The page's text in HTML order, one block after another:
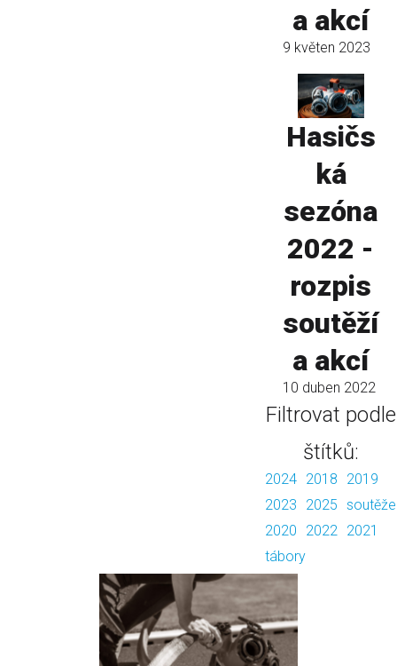
a akcí
9 květen 2023
Hasičs
ká
sezóna
2022 -
rozpis
soutěží
a akcí
10 duben 2022
Filtrovat podle
štítků:
2024 2018
2019
2023
2025 soutěže
2020
2022 2021
tábory